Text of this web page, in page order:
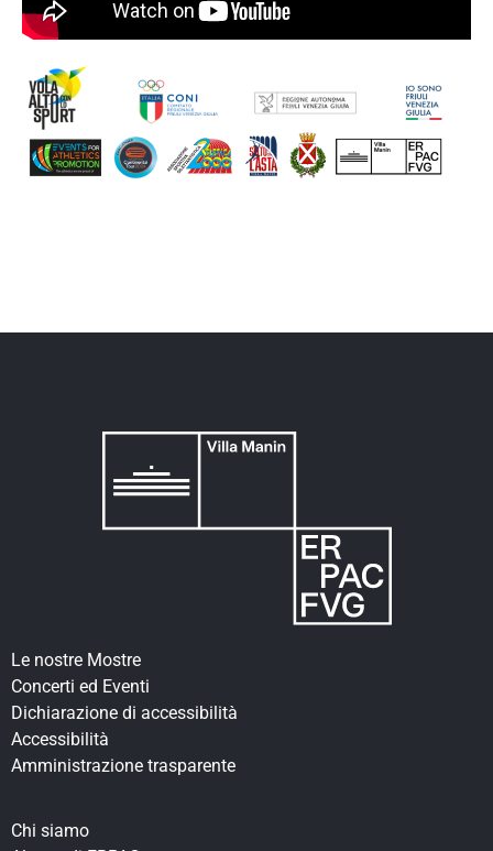
Le nostre Mostre
Concerti ed Eventi
Dichiarazione di accessibilità
Accessibilità
Amministrazione trasparente
Chi siamo